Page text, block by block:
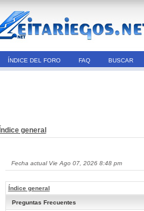
ÍNDICE DEL FORO FAQ BUSCAR
Índice general
Fecha actual Vie Ago 07, 2026 8:48 pm
Índice general
Preguntas Frecuentes